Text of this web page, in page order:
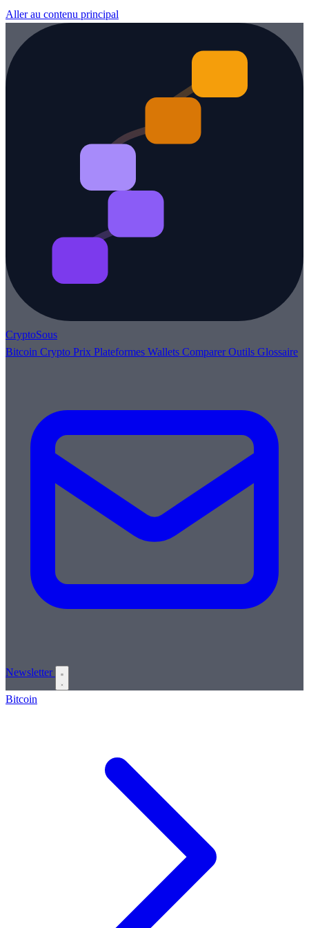
Aller au contenu principal
CryptoSous
Bitcoin Crypto Prix Plateformes Wallets ComparerOutils Glossaire
Newsletter
Bitcoin